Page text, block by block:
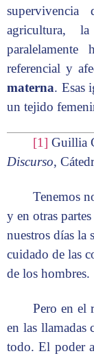
agricultura,
paralelamente
referencial y
materna. Esas
un tejido
[1] Guillia
Discurso,
Tenemos
y en otras
nuestros días la
cuidado de las
de los hombres.
Pero en el
en las llamadas
todo. El poder